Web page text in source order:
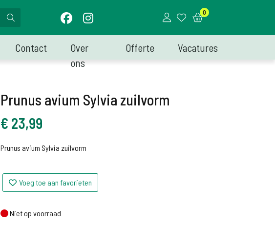
0
Contact
Over
ons
Offerte Vacatures
Prunus avium Sylvia zuilvorm
€ 23,99
Prunus avium Sylvia zuilvorm
Voeg toe aan favorieten
Niet op voorraad
Niet op voorraad